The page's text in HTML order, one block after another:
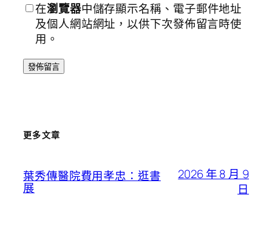
在瀏覽器中儲存顯示名稱、電子郵件地址
及個人網站網址，以供下次發佈留言時使
用。
更多文章
葉秀傳醫院費用孝忠：逛書
展
2026 年 8 月 9
日